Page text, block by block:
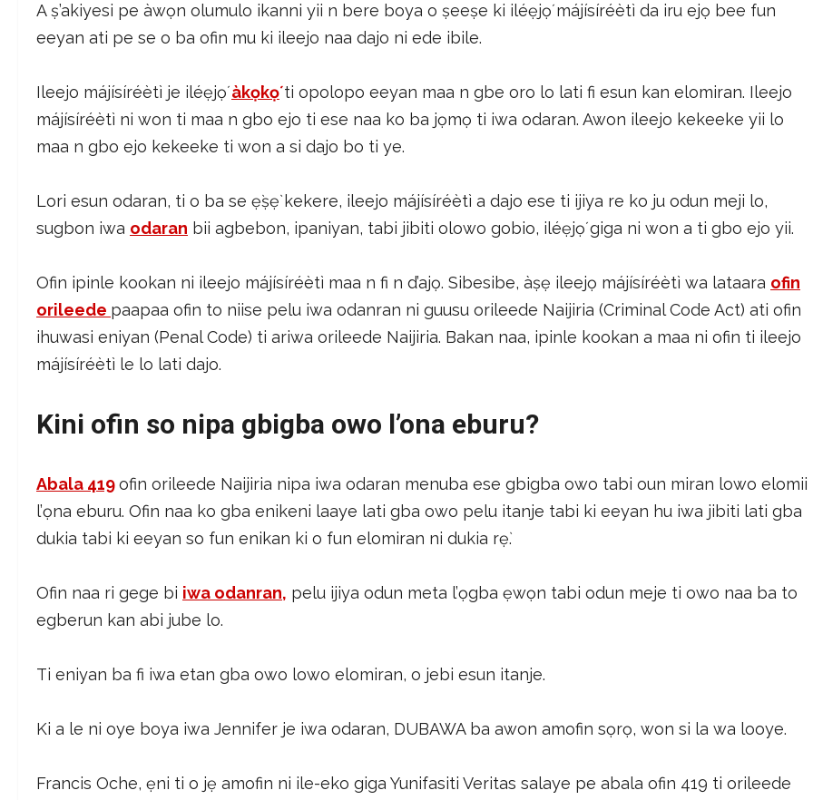
A ṣ’akiyesi pe àwọn olumulo ikanni yii n bere boya o ṣeeṣe ki iléẹjọ́ májísíréètì da iru ejọ bee fun
eeyan ati pe se o ba ofin mu ki ileejo naa dajo ni ede ibile.
Ileejo májísíréètì je iléẹjọ́àkọ́kọ́ti opolopo eeyan maa n gbe oro lo lati fi esun kan elomiran. Ileejo
májísíréètì ni won ti maa n gbo ejo ti ese naa ko ba jọmọ ti iwa odaran. Awon ileejo kekeeke yii lo
maa n gbo ejo kekeeke ti won a si dajo bo ti ye.
Lori esun odaran, ti o ba se ẹ̀ṣẹ̀ kekere, ileejo májísíréètì a dajo ese ti ijiya re ko ju odun meji lo,
sugbon iwa odaran bii agbebon, ipaniyan, tabi jibiti olowo gobio, iléẹjọ́ giga ni won a ti gbo ejo yii.
Ofin ipinle kookan ni ileejo májísíréètì maa n fi n d’ajọ. Sibesibe, àṣẹ ileejọ májísíréètì wa lataara ofin
orileede paapaa ofin to niise pelu iwa odanran ni guusu orileede Naijiria (Criminal Code Act) ati ofin
ihuwasi eniyan (Penal Code) ti ariwa orileede Naijiria. Bakan naa, ipinle kookan a maa ni ofin ti ileejo
májísíréètì le lo lati dajo.
Kini ofin so nipa gbigba owo l’ona eburu?
Abala 419ofin orileede Naijiria nipa iwa odaran menuba ese gbigba owo tabi oun miran lowo elomii
l’ọna eburu. Ofin naa ko gba enikeni laaye lati gba owo pelu itanje tabi ki eeyan hu iwa jibiti lati gba
dukia tabi ki eeyan so fun enikan ki o fun elomiran ni dukia rẹ̀.
Ofin naa ri gege bi iwa odanran, pelu ijiya odun meta l’ọgba ẹwọn tabi odun meje ti owo naa ba to
egberun kan abi jube lo.
Ti eniyan ba fi iwa etan gba owo lowo elomiran, o jebi esun itanje.
Ki a le ni oye boya iwa Jennifer je iwa odaran, DUBAWA ba awon amofin sọrọ, won si la wa looye.
Francis Oche, ẹni ti o jẹ amofin ni ile-eko giga Yunifasiti Veritas salaye pe abala ofin 419 ti orileede